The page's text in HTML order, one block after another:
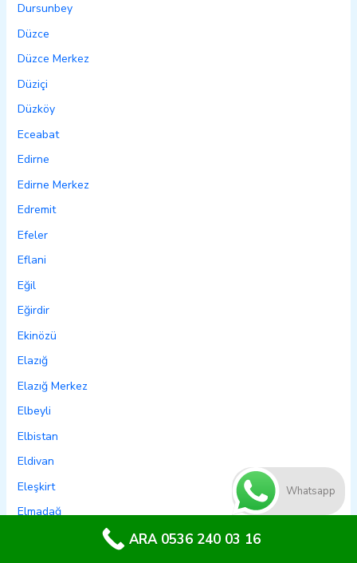
Dursunbey
Düzce
Düzce Merkez
Düziçi
Düzköy
Eceabat
Edirne
Edirne Merkez
Edremit
Efeler
Eflani
Eğil
Eğirdir
Ekinözü
Elazığ
Elazığ Merkez
Elbeyli
Elbistan
Eldivan
Eleşkirt
Elmadağ
Whatsapp
ARA 0536 240 03 16